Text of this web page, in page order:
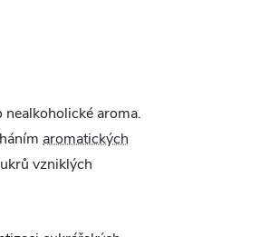
nealkoholické aroma.
aromatických
vzniklých